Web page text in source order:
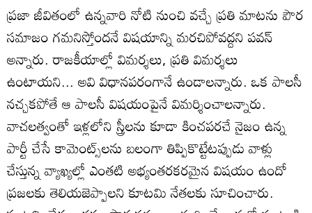
ప్రజా జీవితంలో ఉన్నవారి నోటి నుంచి వచ్చే ప్రతి మాటను పౌర
సమాజం గమనిస్తోందనే విషయాన్ని మరచిపోవద్దని పవన్
అన్నారు. రాజకీయాల్లో విమర్శలు, ప్రతి విమర్శలు
ఉంటాయని... అవి విధానపరంగానే ఉండాలన్నారు. ఒక పాలసీ
నచ్చకపోతే ఆ పాలసీ విషయంపైనే విమర్శించాలన్నారు.
వాచలత్వంతో ఇళ్లలోని స్త్రీలను కూడా కించపరచే నైజం ఉన్న
పార్టీ చేసే కామెంట్స్‌లను బలంగా తిప్పికొట్టేటప్పుడు వాళ్లు
చేస్తున్న వ్యాఖ్యల్లో ఎంతటి అభ్యంతరకరమైన విషయం ఉందో
ప్రజలకు తెలియజెప్పాలని కూటమి నేతలకు సూచించారు.